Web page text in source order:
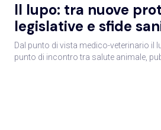
Il lupo: tra nuove
legislative e sfide
Dal punto di vista medico-veterinario il
punto di incontro tra salute animale,